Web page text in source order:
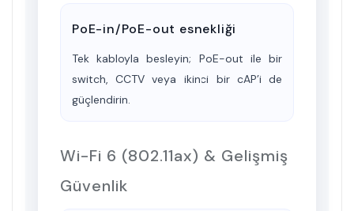
PoE-in/PoE-out esnekliği
Tek kabloyla besleyin; PoE-out ile bir
switch, CCTV veya ikinci bir cAP’i de
güçlendirin.
Wi-Fi 6 (802.11ax) & Gelişmiş
Güvenlik